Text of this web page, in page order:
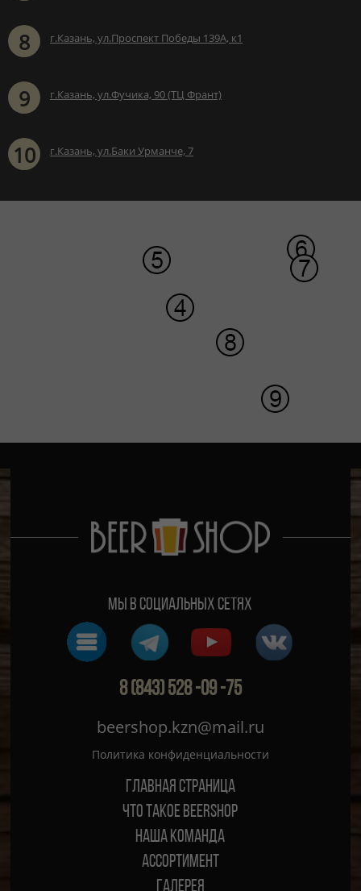
8 г.Казань, ул.Проспект Победы 139А, к1
9 г.Казань, ул.Фучика, 90 (ТЦ Франт)
10 г.Казань, ул.Баки Урманче, 7
Мы в социальных сетях
8 (843) 528 -09 -75
beershop.kzn@mail.ru
Политика конфиденциальности
Главная страница
ЧТО ТАКОЕ BEERSHOP
Наша команда
Ассортимент